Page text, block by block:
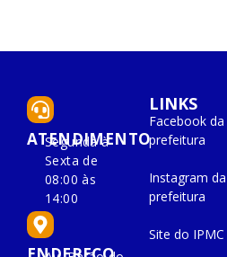
ATENDIMENTO
Segunda à
Sexta de
08:00 às
14:00
LINKS
Facebook da
prefeitura
Instagram da
prefeitura
Site do IPMC